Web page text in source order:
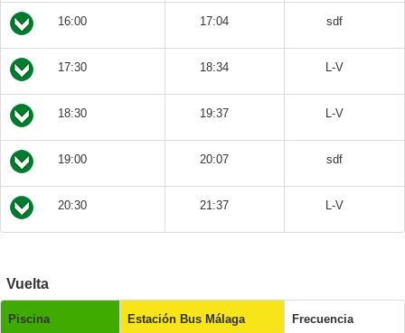
16:00 17:04 sdf
17:30 18:34 L-V
18:30 19:37 L-V
19:00 20:07 sdf
20:30 21:37 L-V
Vuelta
Piscina Estación Bus Málaga Frecuencia